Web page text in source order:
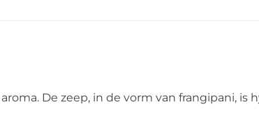
De zeep, in de vorm van frangipani, is